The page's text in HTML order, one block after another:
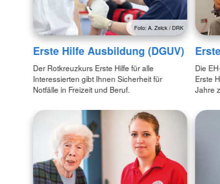
Foto: A. Zelck / DRK
Erste Hilfe Ausbildung (DGUV)
Der Rotkreuzkurs Erste Hilfe für alle
Interessierten gibt Ihnen Sicherheit für
Notfälle in Freizeit und Beruf.
Die
Erste
Jahre